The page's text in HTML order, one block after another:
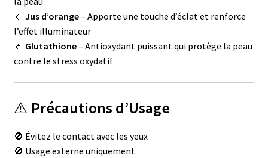
🔹 Jus d’orange– Apporte une touche d’éclat et renforce
l’effet illuminateur
🔹 Glutathione– Antioxydant puissant qui protège la peau
contre le stress oxydatif
⚠️ Précautions d’Usage
🚫 Évitez le contact avec les yeux
🚫 Usage externe uniquement